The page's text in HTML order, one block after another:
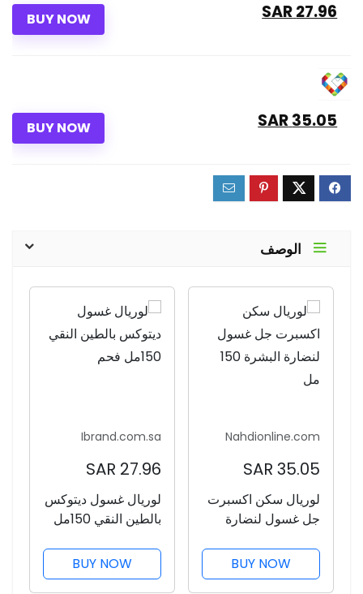
BUY NOW 27.96 SAR
BUY NOW 35.05 SAR
الوصف
Nahdionline.com
35.05 SAR
لوريال سكن اكسبرت
جل غسول لنضارة
BUY NOW
Ibrand.com.sa
27.96 SAR
لوريال غسول ديتوكس
بالطين النقي 150مل
BUY NOW